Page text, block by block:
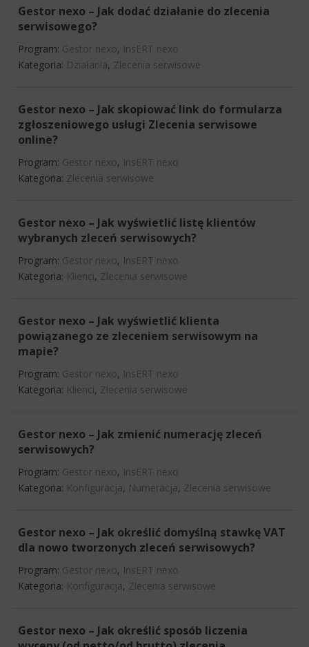
Gestor nexo – Jak dodać działanie do zlecenia
serwisowego?
Program: Gestor nexo, InsERT nexo
Kategoria: Działania, Zlecenia serwisowe
Gestor nexo – Jak skopiować link do formularza
zgłoszeniowego usługi Zlecenia serwisowe
online?
Program: Gestor nexo, InsERT nexo
Kategoria: Zlecenia serwisowe
Gestor nexo – Jak wyświetlić listę klientów
wybranych zleceń serwisowych?
Program: Gestor nexo, InsERT nexo
Kategoria: Klienci, Zlecenia serwisowe
Gestor nexo – Jak wyświetlić klienta
powiązanego ze zleceniem serwisowym na
mapie?
Program: Gestor nexo, InsERT nexo
Kategoria: Klienci, Zlecenia serwisowe
Gestor nexo – Jak zmienić numerację zleceń
serwisowych?
Program: Gestor nexo, InsERT nexo
Kategoria: Konfiguracja, Numeracja, Zlecenia serwisowe
Gestor nexo – Jak określić domyślną stawkę VAT
dla nowo tworzonych zleceń serwisowych?
Program: Gestor nexo, InsERT nexo
Kategoria: Konfiguracja, Zlecenia serwisowe
Gestor nexo – Jak określić sposób liczenia